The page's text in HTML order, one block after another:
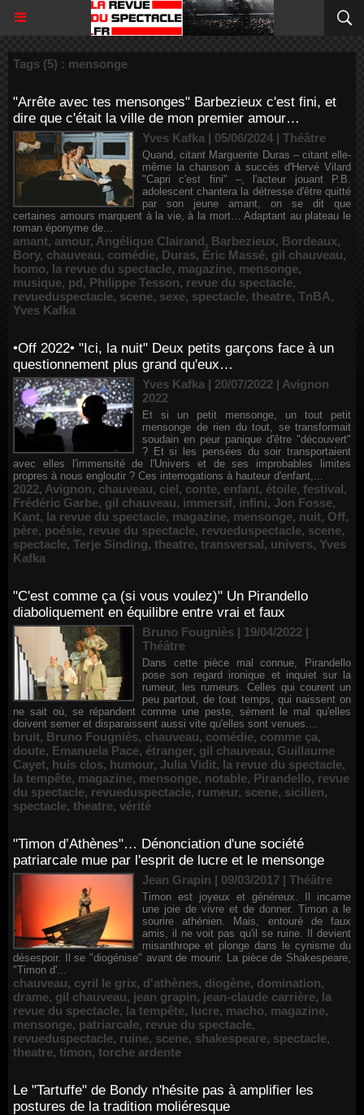
Tags (5) : mensonge
"Arrête avec tes mensonges" Barbezieux c'est fini, et
dire que c'était la ville de mon premier amour…
Yves Kafka | 05/06/2024 | Théâtre
Quand, citant Marguerite Duras – citant elle-
même la chanson à succès d'Hervé Vilard
"Capri c'est fini" –, l'acteur jouant P.B.
adolescent chantera la détresse d'être quitté
par son jeune amant, on se dit que
certaines amours marquent à la vie, à la mort… Adaptant au plateau le
roman éponyme de...
amant, amour, Angélique Clairand, Barbezieux, Bordeaux,
Bory, chauveau, comédie, Duras, Éric Massé, gil chauveau,
homo, la revue du spectacle, magazine, mensonge,
musique, pd, Philippe Tesson, revue du spectacle,
revueduspectacle, scene, sexe, spectacle, theatre, TnBA,
Yves Kafka
•Off 2022• "Ici, la nuit" Deux petits garçons face à un
questionnement plus grand qu'eux…
Yves Kafka | 20/07/2022 | Avignon
2022
Et si un petit mensonge, un tout petit
mensonge de rien du tout, se transformait
soudain en peur panique d'être "découvert"
? Et si les pensées du soir transportaient
avec elles l'immensité de l'Univers et de ses improbables limites
propres à nous engloutir ? Ces interrogations à hauteur d'enfant,...
2022, Avignon, chauveau, ciel, conte, enfant, étoile, festival,
Frédéric Garbe, gil chauveau, immersif, infini, Jon Fosse,
Kant, la revue du spectacle, magazine, mensonge, nuit, Off,
père, poésie, revue du spectacle, revueduspectacle, scene,
spectacle, Terje Sinding, theatre, transversal, univers, Yves
Kafka
"C'est comme ça (si vous voulez)" Un Pirandello
diaboliquement en équilibre entre vrai et faux
Bruno Fougniès | 19/04/2022 |
Théâtre
Dans cette pièce mal connue, Pirandello
pose son regard ironique et inquiet sur la
rumeur, les rumeurs. Celles qui courent un
peu partout, de tout temps, qui naissent on
ne sait où, se répandent comme une peste, sèment le mal qu'elles
doivent semer et disparaissent aussi vite qu'elles sont venues....
bruit, Bruno Fougniès, chauveau, comédie, comme ça,
doute, Emanuela Pace, étranger, gil chauveau, Guillaume
Cayet, huis clos, humour, Julia Vidit, la revue du spectacle,
la tempête, magazine, mensonge, notable, Pirandello, revue
du spectacle, revueduspectacle, rumeur, scene, sicilien,
spectacle, theatre, vérité
"Timon d’Athènes"… Dénonciation d'une société
patriarcale mue par l'esprit de lucre et le mensonge
Jean Grapin | 09/03/2017 | Théâtre
Timon est joyeux et généreux. Il incarne
une joie de vivre et de donner. Timon a le
sourire athénien. Mais, entouré de faux
amis, il ne voit pas qu'il se ruine. Il devient
misanthrope et plonge dans le cynisme du
désespoir. Il se "diogénise" avant de mourir. La pièce de Shakespeare,
"Timon d'...
chauveau, cyril le grix, d'athènes, diogène, domination,
drame, gil chauveau, jean grapin, jean-claude carrière, la
revue du spectacle, la tempête, lucre, macho, magazine,
mensonge, patriarcale, revue du spectacle,
revueduspectacle, ruine, scene, shakespeare, spectacle,
theatre, timon, torche ardente
Le "Tartuffe" de Bondy n'hésite pas à amplifier les
postures de la tradition moliéresque